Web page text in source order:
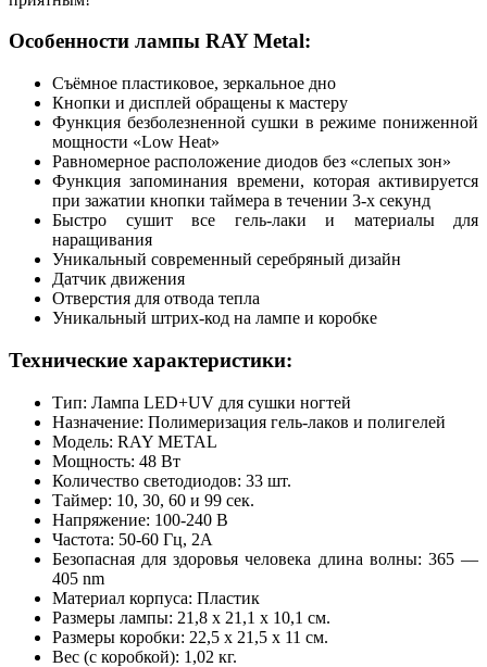
Особенности лампы RAY Metal:
Съёмное пластиковое, зеркальное дно
Кнопки и дисплей обращены к мастеру
Функция безболезненной сушки в режиме пониженной
мощности «Low Heat»
Равномерное расположение диодов без «слепых зон»
Функция запоминания времени, которая активируется
при зажатии кнопки таймера в течении 3-х секунд
Быстро сушит все гель-лаки и материалы для
наращивания
Уникальный современный серебряный дизайн
Датчик движения
Отверстия для отвода тепла
Уникальный штрих-код на лампе и коробке
Технические характеристики:
Тип: Лампа LED+UV для сушки ногтей
Назначение: Полимеризация гель-лаков и полигелей
Модель: RAY METAL
Мощность: 48 Вт
Количество светодиодов: 33 шт.
Таймер: 10, 30, 60 и 99 сек.
Напряжение: 100-240 В
Частота: 50-60 Гц, 2А
Безопасная для здоровья человека длина волны: 365 —
405 nm
Материал корпуса: Пластик
Размеры лампы: 21,8 x 21,1 x 10,1 см.
Размеры коробки: 22,5 х 21,5 х 11 см.
Вес (с коробкой): 1,02 кг.